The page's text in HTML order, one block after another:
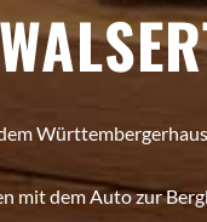
mit dem Auto zur